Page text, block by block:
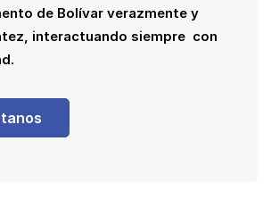
de Bolívar verazmente y
interactuando siempre con